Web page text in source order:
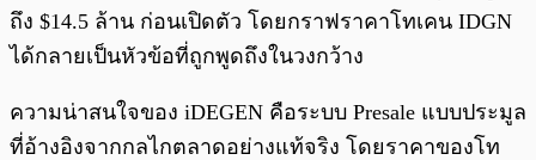
ถึง $14.5 ล้าน ก่อนเปิดตัว โดยกราฟราคาโทเคน IDGN
ได้กลายเป็นหัวข้อที่ถูกพูดถึงในวงกว้าง
ความน่าสนใจของ iDEGEN คือระบบ Presale แบบประมูล
ที่อ้างอิงจากกลไกตลาดอย่างแท้จริง โดยราคาของโท